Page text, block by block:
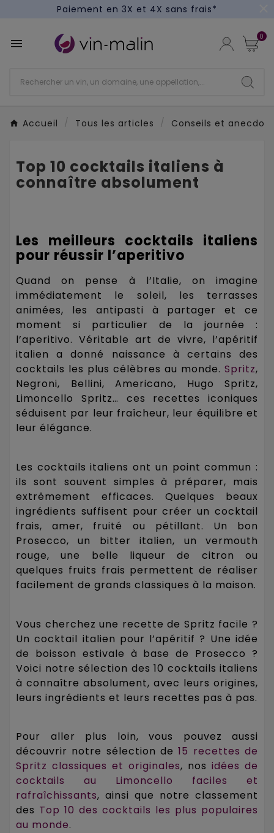
Un kit cocktail à gagner : tentez votre chance !
 0
Accueil Tous les articles Conseils et
Top 10 cocktails italiens à
connaître absolument
Les meilleurs cocktails italiens
pour réussir l’aperitivo
Quand on pense à l’Italie, on imagine
immédiatement le soleil, les terrasses
animées, les antipasti à partager et ce
moment si particulier de la journée :
l’aperitivo. Véritable art de vivre, l’apéritif
italien a donné naissance à certains des
cocktails les plus célèbres au monde. Spritz,
Negroni, Bellini, Americano, Hugo Spritz,
Limoncello Spritz… ces recettes iconiques
séduisent par leur fraîcheur, leur équilibre et
leur élégance.
Les cocktails italiens ont un point commun :
ils sont souvent simples à préparer, mais
extrêmement efficaces. Quelques beaux
ingrédients suffisent pour créer un cocktail
frais, amer, fruité ou pétillant. Un bon
Prosecco, un bitter italien, un vermouth
rouge, une belle liqueur de citron ou
quelques fruits frais permettent de réaliser
facilement de grands classiques à la maison.
Vous cherchez une recette de Spritz facile ?
Un cocktail italien pour l’apéritif ? Une idée
de boisson estivale à base de Prosecco ?
Voici notre sélection des 10 cocktails italiens
à connaître absolument, avec leurs origines,
leurs ingrédients et leurs recettes pas à pas.
Pour aller plus loin, vous pouvez aussi
découvrir notre sélection de15 recettes de
Spritz classiques et originales, nos idées de
cocktails au Limoncello faciles et
rafraîchissants, ainsi que notre classement
des Top 10 des cocktails les plus populaires
au monde.